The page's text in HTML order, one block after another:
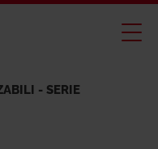
- SERIE